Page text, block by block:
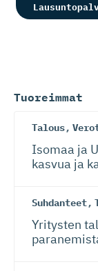
Tuoreimmat
Talous,
Isomaa ja
kasvua ja
Suhdanteet,
Yritysten